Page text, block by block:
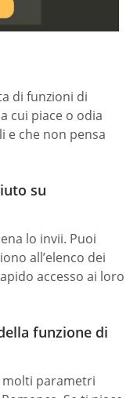
di funzioni di
cui piace o odia
e che non pensa
su
lo invii. Puoi
all’elenco dei
accesso ai loro
funzione di
molti parametri